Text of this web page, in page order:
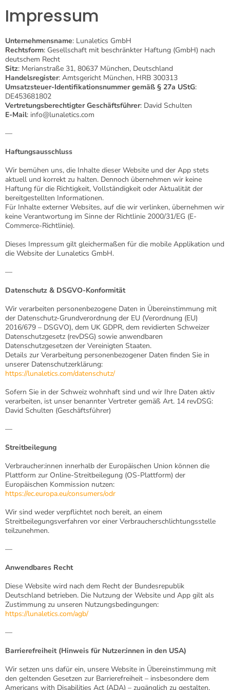
Inhalt
springen
Impressum
Unternehmensname: Lunaletics GmbH
Rechtsform: Gesellschaft mit beschränkter Haftung (GmbH) nach
deutschem Recht
Sitz: Merianstraße 31, 80637 München, Deutschland
Handelsregister: Amtsgericht München, HRB 300313
Umsatzsteuer-Identifikationsnummer gemäß § 27a UStG:
DE453681802
Vertretungsberechtigter Geschäftsführer: David Schulten
E-Mail: info@lunaletics.com
—
Haftungsausschluss
Wir bemühen uns, die Inhalte dieser Website und der App stets
aktuell und korrekt zu halten. Dennoch übernehmen wir keine
Haftung für die Richtigkeit, Vollständigkeit oder Aktualität der
bereitgestellten Informationen.
Für Inhalte externer Websites, auf die wir verlinken, übernehmen wir
keine Verantwortung im Sinne der Richtlinie 2000/31/EG (E-
Commerce-Richtlinie).
Dieses Impressum gilt gleichermaßen für die mobile Applikation und
die Website der Lunaletics GmbH.
—
Datenschutz & DSGVO-Konformität
Wir verarbeiten personenbezogene Daten in Übereinstimmung mit
der Datenschutz-Grundverordnung der EU (Verordnung (EU)
2016/679 – DSGVO), dem UK GDPR, dem revidierten Schweizer
Datenschutzgesetz (revDSG) sowie anwendbaren
Datenschutzgesetzen der Vereinigten Staaten.
Details zur Verarbeitung personenbezogener Daten finden Sie in
unserer Datenschutzerklärung:
https://lunaletics.com/datenschutz/
Sofern Sie in der Schweiz wohnhaft sind und wir Ihre Daten aktiv
verarbeiten, ist unser benannter Vertreter gemäß Art. 14 revDSG:
David Schulten (Geschäftsführer)
—
Streitbeilegung
Verbraucher:innen innerhalb der Europäischen Union können die
Plattform zur Online-Streitbeilegung (OS-Plattform) der
Europäischen Kommission nutzen:
https://ec.europa.eu/consumers/odr
Wir sind weder verpflichtet noch bereit, an einem
Streitbeilegungsverfahren vor einer Verbraucherschlichtungsstelle
teilzunehmen.
—
Anwendbares Recht
Diese Website wird nach dem Recht der Bundesrepublik
Deutschland betrieben. Die Nutzung der Website und App gilt als
Zustimmung zu unseren Nutzungsbedingungen:
https://lunaletics.com/agb/
—
Barrierefreiheit (Hinweis für Nutzer:innen in den USA)
Wir setzen uns dafür ein, unsere Website in Übereinstimmung mit
den geltenden Gesetzen zur Barrierefreiheit – insbesondere dem
Americans with Disabilities Act (ADA) – zugänglich zu gestalten.